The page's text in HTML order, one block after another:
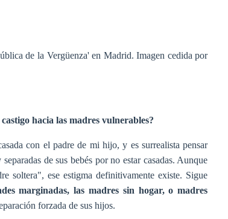
de la Vergüenza' en Madrid. Imagen cedida por
hacia las madres vulnerables?
con el padre de mi hijo, y es surrealista pensar
de sus bebés por no estar casadas. Aunque
soltera", ese estigma definitivamente existe. Sigue
marginadas, las madres sin hogar, o madres
forzada de sus hijos.